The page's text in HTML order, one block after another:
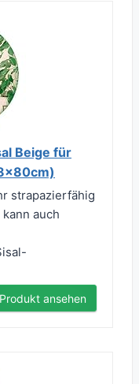
Beige für
strapazierfähig
auch
Produkt ansehen